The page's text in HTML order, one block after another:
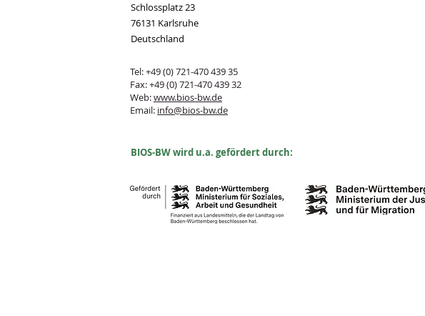
Schlossplatz 23
76131 Karlsruhe
Deutschland
Tel: +49 (0) 721-470 439 35
Fax: +49 (0) 721-470 439 32
Web:www.bios-bw.de
Email: info@bios-bw.de
BIOS-BW wird u.a. gefördert durch: